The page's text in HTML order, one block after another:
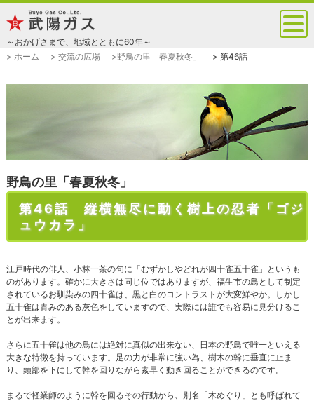
～おかげさまで、地域とともに60年～
> ホーム
> 交流の広場 >野鳥の里「春夏秋冬」 > 第46話
野鳥の里「春夏秋冬」
第46話 縦横無尽に動く樹上の忍者「ゴジ
ュウカラ」
江戸時代の俳人、小林一茶の句に「むずかしやどれが四十雀五十雀」というも
のがあります。確かに大きさは同じ位ではありますが、福生市の鳥として制定
されているお馴染みの四十雀は、黒と白のコントラストが大変鮮やか。しかし
五十雀は青みのある灰色をしていますので、実際には誰でも容易に見分けるこ
とが出来ます。
さらに五十雀は他の鳥には絶対に真似の出来ない、日本の野鳥で唯一といえる
大きな特徴を持っています。足の力が非常に強い為、樹木の幹に垂直に止ま
り、頭部を下にして幹を回りながら素早く動き回ることができるのです。
まるで軽業師のように幹を回るその行動から、別名「木めぐり」とも呼ばれて